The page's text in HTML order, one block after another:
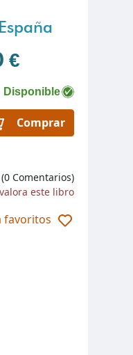
€
Disponible
Comprar
(0 Comentarios)
este libro
favoritos